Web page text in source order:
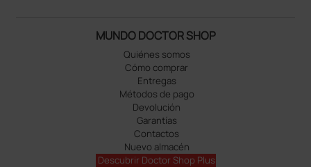
MUNDO DOCTOR SHOP
Quiénes somos
Cómo comprar
Entregas
Métodos de pago
Devolución
Garantías
Contactos
Nuevo almacén
Descubrir Doctor Shop Plus